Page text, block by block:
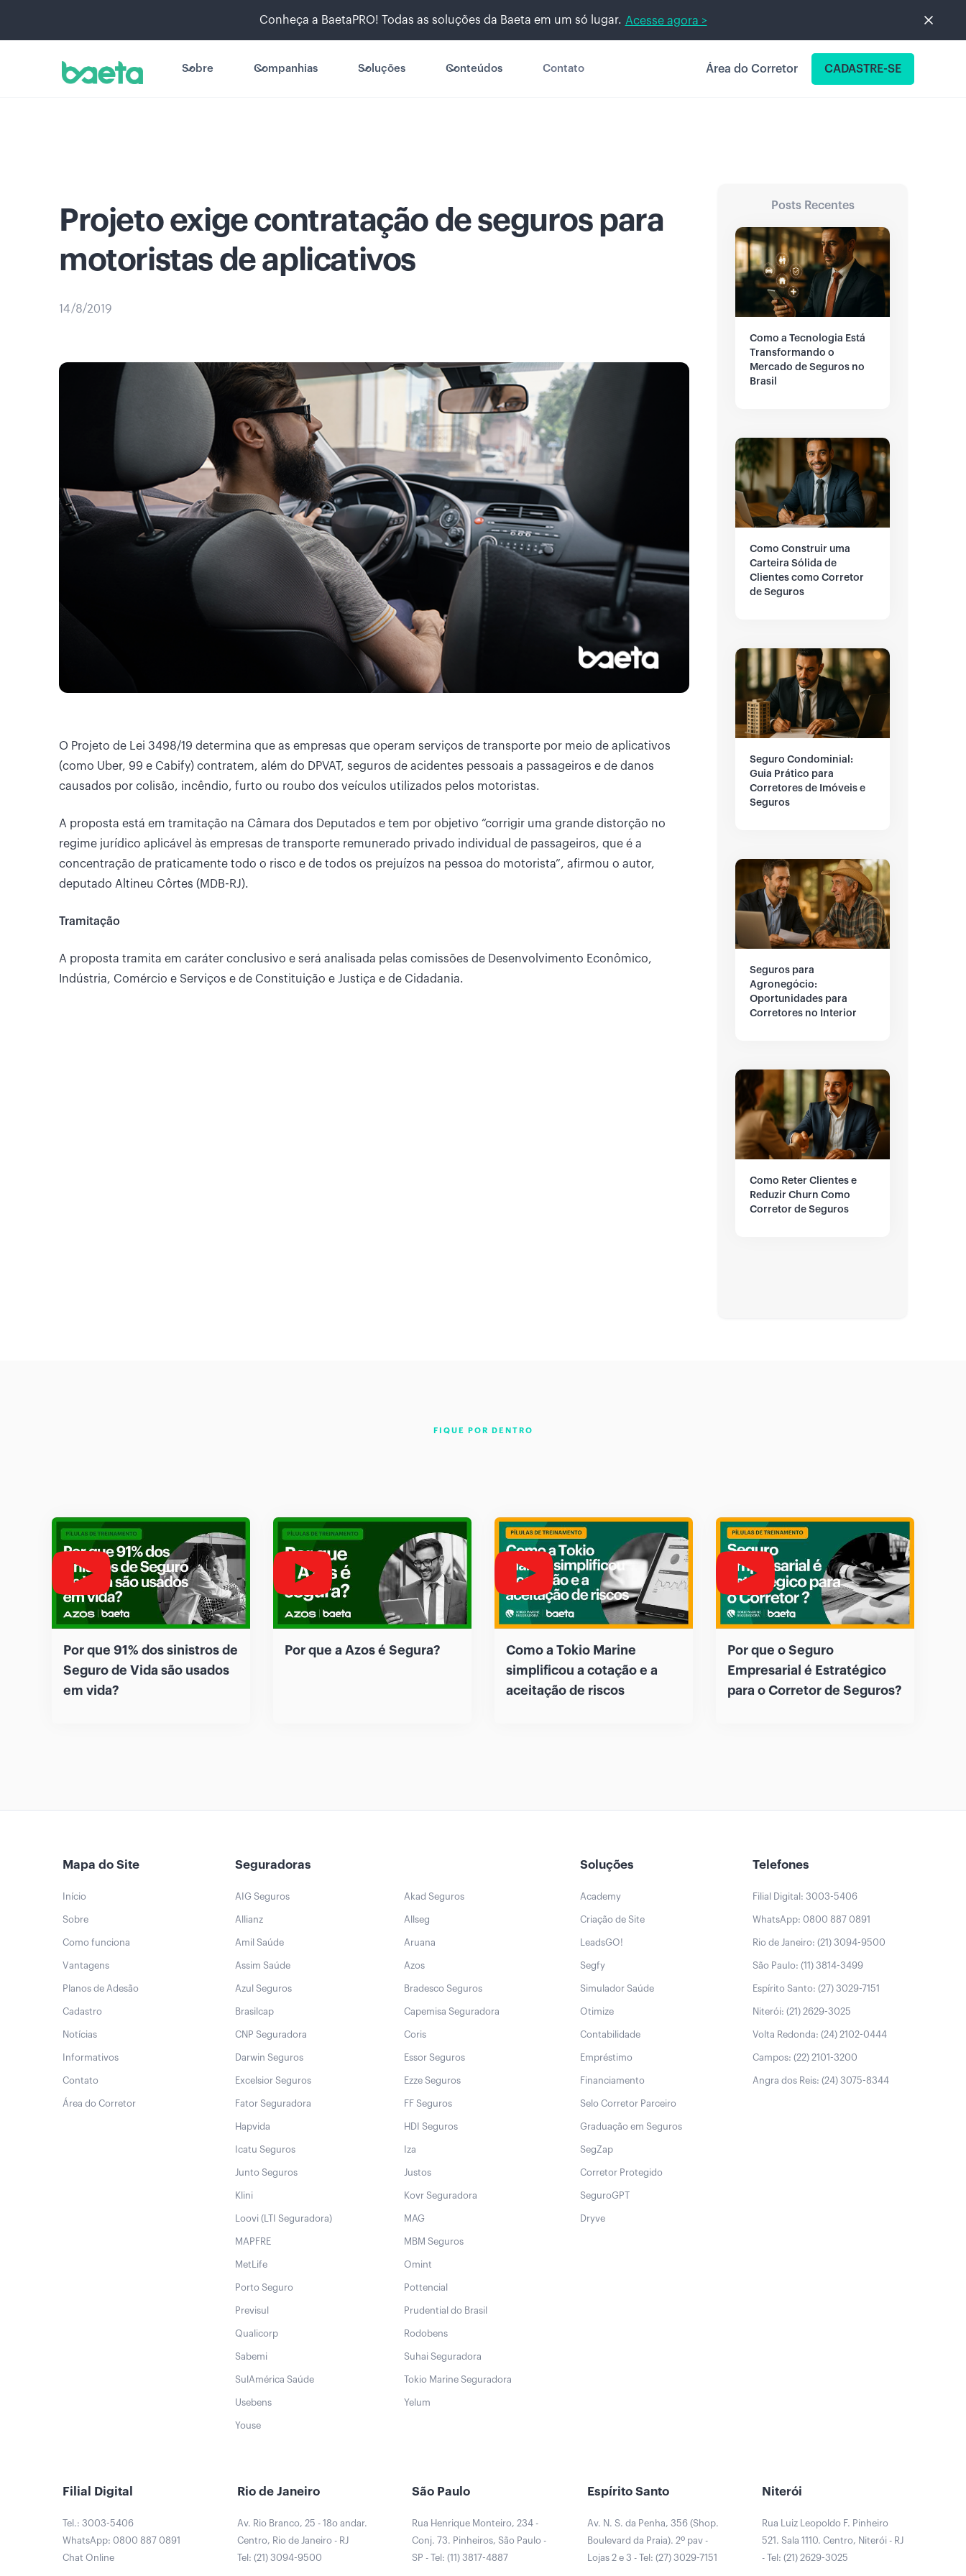
Conheça a BaetaPRO! Todas as soluções da Baeta em um só lugar. Acesse agora >
Sobre Companhias Soluções Conteúdos Contato Área do Corretor CADASTRE-SE
Projeto exige contratação de seguros para
motoristas de aplicativos
14/8/2019
O Projeto de Lei 3498/19 determina que as empresas que operam serviços de transporte por meio de aplicativos
(como Uber, 99 e Cabify) contratem, além do DPVAT, seguros de acidentes pessoais a passageiros e de danos
causados por colisão, incêndio, furto ou roubo dos veículos utilizados pelos motoristas.
A proposta está em tramitação na Câmara dos Deputados e tem por objetivo “corrigir uma grande distorção no
regime jurídico aplicável às empresas de transporte remunerado privado individual de passageiros, que é a
concentração de praticamente todo o risco e de todos os prejuízos na pessoa do motorista”, afirmou o autor,
deputado Altineu Côrtes (MDB-RJ).
Tramitação
A proposta tramita em caráter conclusivo e será analisada pelas comissões de Desenvolvimento Econômico,
Indústria, Comércio e Serviços e de Constituição e Justiça e de Cidadania.
Posts Recentes
Como a Tecnologia Está
Transformando o
Mercado de Seguros no
Brasil
Como Construir uma
Carteira Sólida de
Clientes como Corretor
de Seguros
Seguro Condominial:
Guia Prático para
Corretores de Imóveis e
Seguros
Seguros para
Agronegócio:
Oportunidades para
Corretores no Interior
Como Reter Clientes e
Reduzir Churn Como
Corretor de Seguros
FIQUE POR DENTRO
Por que 91% dos sinistros de
Seguro de Vida são usados
em vida?
Por que a Azos é Segura?
Como a Tokio Marine
simplificou a cotação e a
aceitação de riscos
Por que o Seguro
Empresarial é Estratégico
para o Corretor de Seguros?
Mapa do Site
Início
Sobre
Como funciona
Vantagens
Planos de Adesão
Cadastro
Notícias
Informativos
Contato
Área do Corretor
Seguradoras
AIG Seguros Akad Seguros
Allianz Allseg
Amil Saúde Aruana
Assim Saúde Azos
Azul Seguros Bradesco Seguros
Brasilcap Capemisa Seguradora
CNP Seguradora Coris
Darwin Seguros Essor Seguros
Excelsior Seguros Ezze Seguros
Fator Seguradora FF Seguros
Hapvida HDI Seguros
Icatu Seguros Iza
Junto Seguros Justos
Klini Kovr Seguradora
Loovi (LTI Seguradora) MAG
MAPFRE MBM Seguros
MetLife Omint
Porto Seguro Pottencial
Previsul Prudential do Brasil
Qualicorp Rodobens
Sabemi Suhai Seguradora
SulAmérica Saúde Tokio Marine Seguradora
Usebens Yelum
Youse
Soluções
Academy
Criação de Site
LeadsGO!
Segfy
Simulador Saúde
Otimize
Contabilidade
Empréstimo
Financiamento
Selo Corretor Parceiro
Graduação em Seguros
SegZap
Corretor Protegido
SeguroGPT
Dryve
Telefones
Filial Digital: 3003-5406
WhatsApp: 0800 887 0891
Rio de Janeiro: (21) 3094-9500
São Paulo: (11) 3814-3499
Espírito Santo: (27) 3029-7151
Niterói: (21) 2629-3025
Volta Redonda: (24) 2102-0444
Campos: (22) 2101-3200
Angra dos Reis: (24) 3075-8344
Filial Digital
Tel.: 3003-5406
WhatsApp: 0800 887 0891
Chat Online
Rio de Janeiro
Av. Rio Branco, 25 - 18o andar.
Centro, Rio de Janeiro - RJ
Tel: (21) 3094-9500
São Paulo
Rua Henrique Monteiro, 234 -
Conj. 73. Pinheiros, São Paulo -
SP - Tel: (11) 3817-4887
Espírito Santo
Av. N. S. da Penha, 356 (Shop.
Boulevard da Praia). 2º pav -
Lojas 2 e 3 - Tel: (27) 3029-7151
Niterói
Rua Luiz Leopoldo F. Pinheiro
521. Sala 1110. Centro, Niterói - RJ
- Tel: (21) 2629-3025